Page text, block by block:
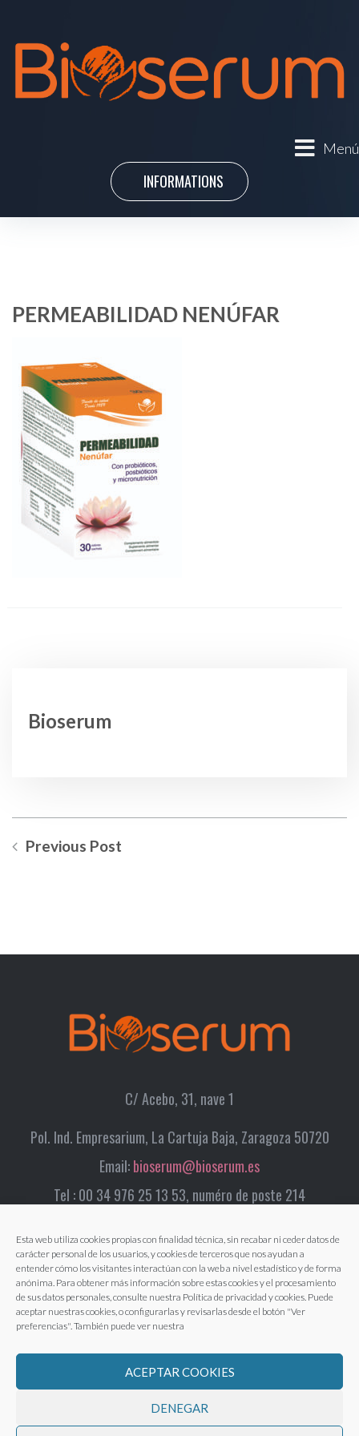
Esta web utiliza cookies propias con finalidad técnica, sin recabar ni ceder datos de
carácter personal de los usuarios, y cookies de terceros que nos ayudan a
entender cómo los visitantes interactúan con la web a nivel estadístico y de forma
anónima. Para obtener más información sobre estas cookies y el procesamiento
de sus datos personales, consulte nuestra Política de privacidad y cookies. Puede
aceptar nuestras cookies, o configurarlas y revisarlas desde el botón "Ver
preferencias". También puede ver nuestra
ACEPTAR COOKIES
DENEGAR
Menú
INFORMATIONS
PERMEABILIDAD NENÚFAR
Bioserum
Previous Post
C/ Acebo, 31, nave 1
Pol. Ind. Empresarium, La Cartuja Baja, Zaragoza 50720
Email:bioserum@bioserum.es
Tel : 00 34 976 25 13 53, numéro de poste 214